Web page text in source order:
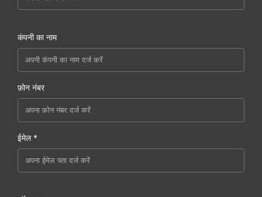
कंपनी का नाम
फ़ोन नंबर
ईमेल *